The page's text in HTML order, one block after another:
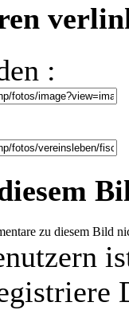
:
zu diesem Bild